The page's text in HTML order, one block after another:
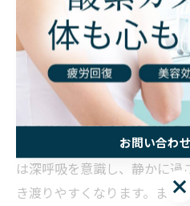
体調が万全な時に利用する
用は避けましょう。1回あた
されており、週に数回の継
利用前後は十分な水分補給を
態でカプセルに入ることがポ
は深呼吸を意識し、静かに
き渡りやすくなります。また
お問い合わ
お問い合わ